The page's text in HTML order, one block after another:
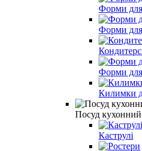
Форми для
Форми для
Форми
Килимки
Посуд кухонний
Каструлі